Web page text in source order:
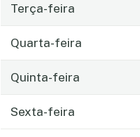
Terça-feira
Quarta-feira
Quinta-feira
Sexta-feira